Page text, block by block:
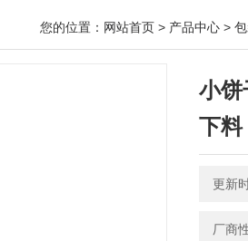
您的位置： 网站首页 > 产品中心 >
小饼
下料
更新
厂商